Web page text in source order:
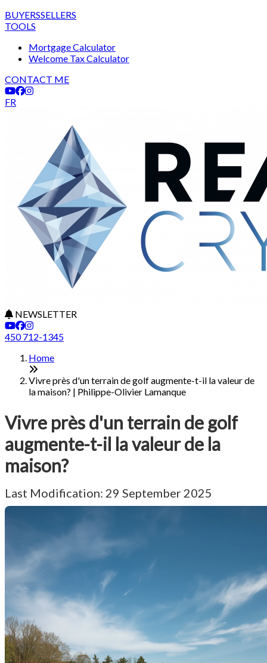
BUYERSSELLERS
TOOLS
Mortgage Calculator
Welcome Tax Calculator
CONTACT ME
FR
NEWSLETTER
450 712-1345
Home
Vivre près d'un terrain de golf augmente-t-il la valeur de
la maison? | Philippe-Olivier Lamanque
Vivre près d'un terrain de golf
augmente-t-il la valeur de la
maison?
Last Modification: 29 September 2025